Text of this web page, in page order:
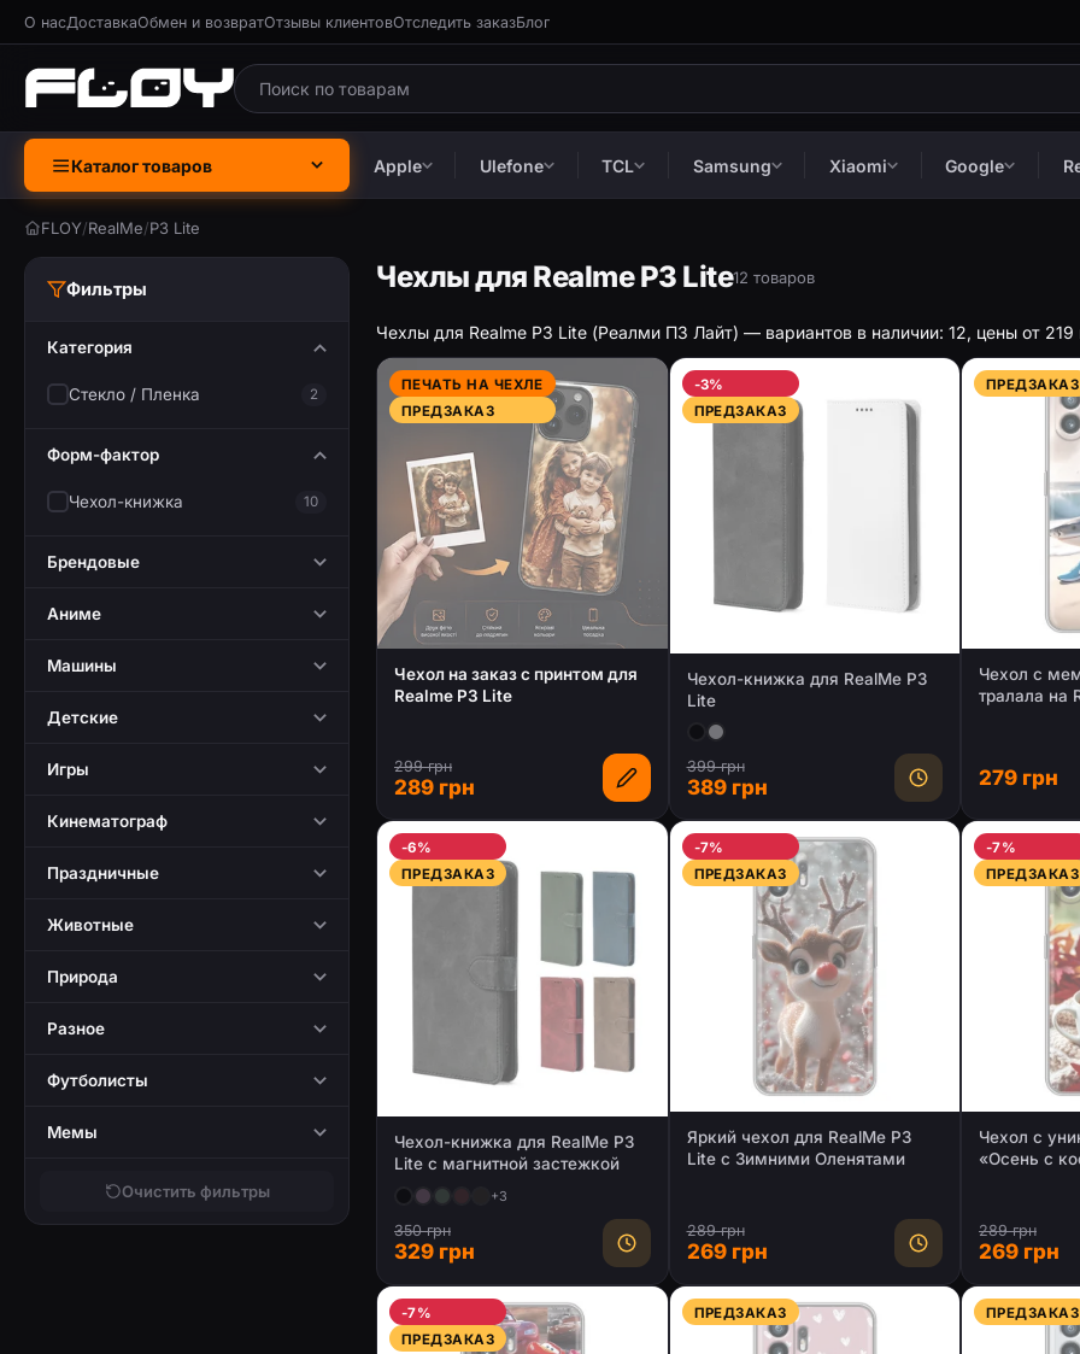
О насДоставкаОбмен и возвратОтзывы клиентовОтследить заказБлог
Каталог товаров Apple Ulefone TCL Samsung Xiaomi Google
FLOY/RealMe/P3 Lite
Фильтры
Категория
Стекло / Пленка 2
Форм-фактор
Чехол-книжка 10
Брендовые
Аниме
Машины
Детские
Игры
Кинематограф
Праздничные
Животные
Природа
Разное
Футболисты
Мемы
Очистить фильтры
Чехлы для Realme P3 Lite12 товаров
Чехлы для Realme P3 Lite (Реалми П3 Лайт) — вариантов в наличии: 12, цены от
ПЕЧАТЬ НА ЧЕХЛЕ
ПРЕДЗАКАЗ
Чехол на заказ с принтом для
Realme P3 Lite
299 грн
289 грн
-3%
ПРЕДЗАКАЗ
Чехол-книжка для RealMe P3
Lite
399 грн
389 грн
ПРЕДЗАКАЗ
Чехол с
тралала на
279 грн
-6%
ПРЕДЗАКАЗ
Чехол-книжка для RealMe P3
Lite с магнитной застежкой
+3
350 грн
329 грн
-7%
ПРЕДЗАКАЗ
Яркий чехол для RealMe P3
Lite с Зимними Оленятами
289 грн
269 грн
-7%
ПРЕДЗАКАЗ
Чехол с
«Осень с
289 грн
269 грн
-7%
ПРЕДЗАКАЗ
ПРЕДЗАКАЗ ПРЕДЗАКАЗ